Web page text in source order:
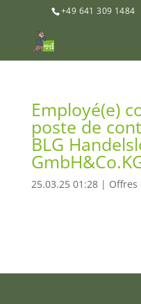
+49 641 309 1484
Employé(e)
poste de
BLG
25.03.25 01:28| Offres